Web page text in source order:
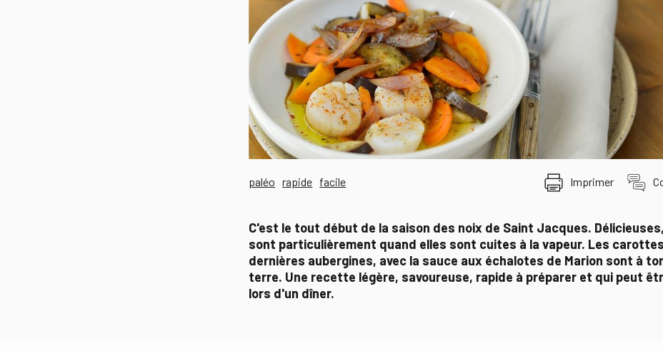
paléo rapide facile Imprimer
C'est le tout début de la saison des noix de Saint Jacques.
sont particulièrement quand elles sont cuites à la vapeur. Les
dernières aubergines, avec la sauce aux échalotes de Marion sont à
terre. Une recette légère, savoureuse, rapide à préparer et qui peut
lors d'un dîner.